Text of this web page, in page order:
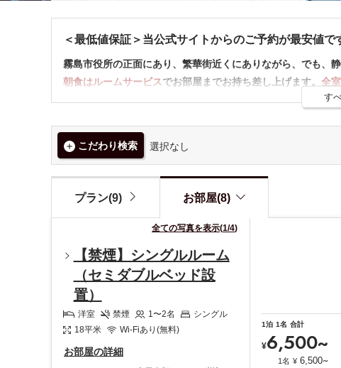
＜最低値保証＞当公式サイトからのご予約が最安値
霧島市役所の正面にあり、繁華街近くにありながら、でも、静
朝食はルームサービスでお部屋までお持ち差し上げます。 全
シングル18㎡強というゆとりある広さの客室をご用意してお
2. ルームサービスでのご朝食
公式サイトからのご予約は最安値保証！宿泊ポイントカード
・チェックイン15：00／チェックアウト11：00
・JR国分駅から徒歩約5分、霧島市役所駐車場に隣接。
・館内設備：ズボンプレッサー、コインランドリー(有料)、
【駐車場について】
無料駐車場24台（第1駐車場：10台・第2駐車場：10台・第3駐
す
こだわり検索 選択なし
プラン(9) お部屋(8)
全ての写真を表示(1/4)
【禁煙】シングルルーム
（セミダブルベッド設
置）
洋室 禁煙 1〜2名
シングル
18平米 Wi-Fiあり(無料)
お部屋の詳細
1泊 1名 合計
¥6,500~
1名 ¥ 6,500~